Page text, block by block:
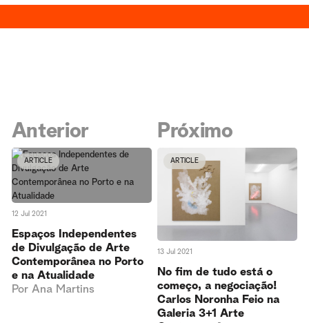
Anterior
ARTICLE
12 Jul 2021
Espaços Independentes
de Divulgação de Arte
Contemporânea no Porto
e na Atualidade
Por Ana Martins
Próximo
ARTICLE
13 Jul 2021
No fim de tudo está o
começo, a negociação!
Carlos Noronha Feio na
Galeria 3+1 Arte